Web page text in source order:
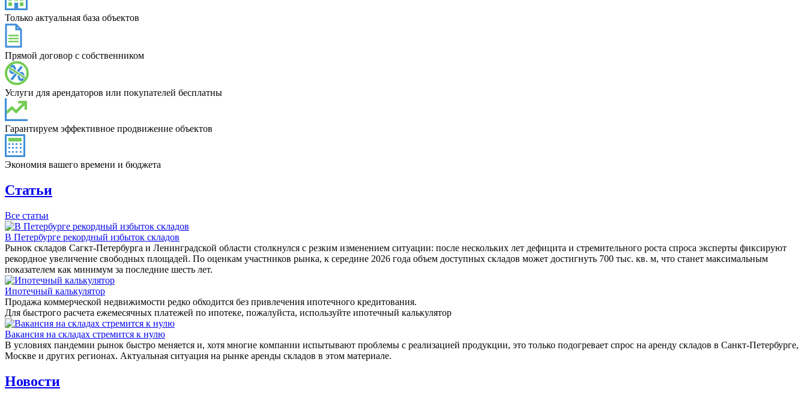
Только актуальная база объектов
Прямой договор с собственником
Услуги для арендаторов или покупателей бесплатны
Гарантируем эффективное продвижение объектов
Экономия вашего времени и бюджета
Статьи
Все статьи
В Петербурге рекордный избыток складов
Рынок складов Сагкт-Петербурга и Ленинградской области столкнулся с резким изменением ситуации: после нескольких лет дефицита и стремительного роста спроса эксперты фиксируют
рекордное увеличение свободных площадей. По оценкам участников рынка, к середине 2026 года объем доступных складов может достигнуть 700 тыс. кв. м, что станет максимальным
показателем как минимум за последние шесть лет.
Ипотечный калькулятор
Продажа коммерческой недвижимости редко обходится без привлечения ипотечного кредитования.
Для быстрого расчета ежемесячных платежей по ипотеке, пожалуйста, используйте ипотечный калькулятор
Вакансия на складах стремится к нулю
В условиях пандемии рынок быстро меняется и, хотя многие компании испытывают проблемы с реализацией продукции, это только подогревает спрос на аренду складов в Санкт-Петербурге,
Москве и других регионах. Актуальная ситуация на рынке аренды складов в этом материале.
Новости